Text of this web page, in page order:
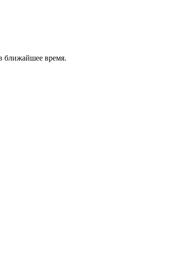
ближайшее время.